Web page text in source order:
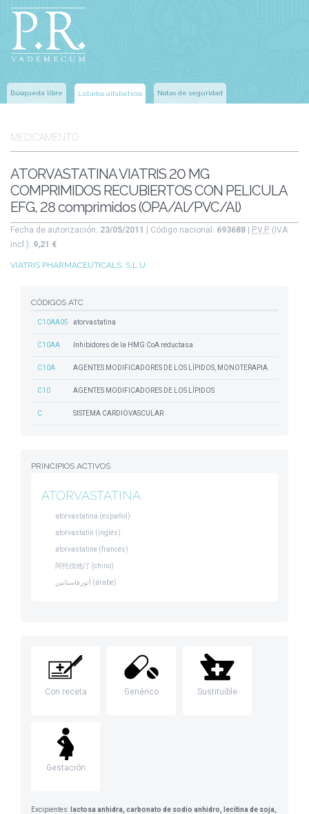
Búsqueda libre Listados alfabéticos Notas de seguridad
MEDICAMENTO
ATORVASTATINA VIATRIS 20 MG
COMPRIMIDOS RECUBIERTOS CON PELICULA
EFG, 28 comprimidos (OPA/Al/PVC/Al)
Fecha de autorización: 23/05/2011 | Código nacional: 693688 P.V.P. (IVA
incl.): 9,21 €
VIATRIS PHARMACEUTICALS, S.L.U.
CÓDIGOS ATC
C10AA05 atorvastatina
C10AA Inhibidores de la HMG CoA reductasa
C10A AGENTES MODIFICADORES DE LOS LÍPIDOS, MONOTERAPIA
C10 AGENTES MODIFICADORES DE LOS LÍPIDOS
C SISTEMA CARDIOVASCULAR
PRINCIPIOS ACTIVOS
ATORVASTATINA
atorvastatina (español)
atorvastatin (inglés)
atorvastatine (francés)
阿托伐他汀 (chino)
أتورفاستاتين (árabe)
Con receta Genérico Sustituible
Gestación
Excipientes: lactosa anhidra, carbonato de sodio anhidro, lecitina de soja,